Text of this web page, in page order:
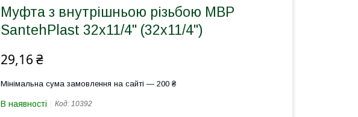
Муфта з внутрішньою різьбою МВР
SantehPlast 32х11/4" (32х11/4")
29,16 ₴
Мінімальна сума замовлення на сайті — 200 ₴
В наявності Код: 10392